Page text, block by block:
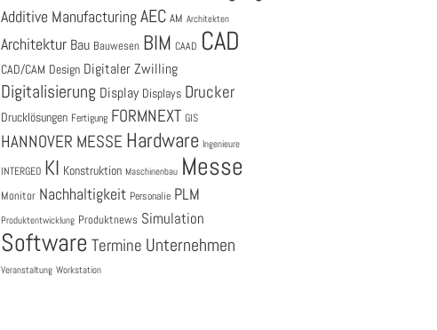
Additive ManufacturingAEC AM Architekten
Architektur Bau Bauwesen BIM CAAD CAD
CAD/CAM Design Digitaler Zwilling
Digitalisierung Display Displays Drucker
Drucklösungen Fertigung FORMNEXT GIS
HANNOVER MESSE Hardware Ingenieure
INTERGEO KI Konstruktion Maschinenbau Messe
Monitor Nachhaltigkeit Personalie PLM
Produktentwicklung Produktnews Simulation
Software Termine Unternehmen
Veranstaltung Workstation